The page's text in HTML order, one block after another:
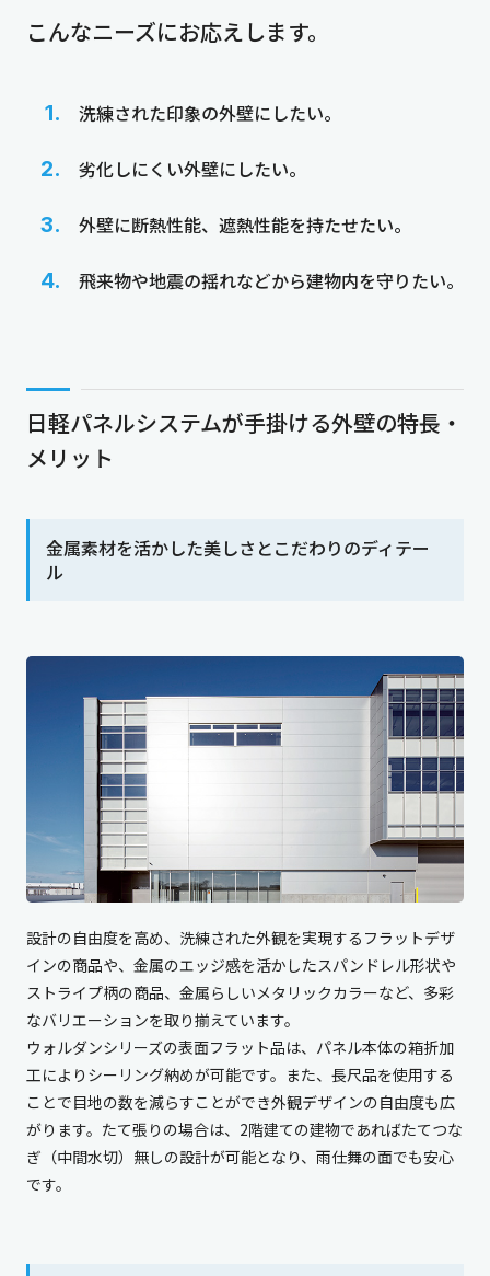
こんなニーズにお応えします。
洗練された印象の外壁にしたい。
劣化しにくい外壁にしたい。
外壁に断熱性能、遮熱性能を持たせたい。
飛来物や地震の揺れなどから建物内を守りたい。
日軽パネルシステムが手掛ける外壁の特長・
メリット
金属素材を活かした美しさとこだわりのディテー
ル
設計の自由度を高め、洗練された外観を実現するフラットデザ
インの商品や、金属のエッジ感を活かしたスパンドレル形状や
ストライプ柄の商品、金属らしいメタリックカラーなど、多彩
なバリエーションを取り揃えています。
ウォルダンシリーズの表面フラット品は、パネル本体の箱折加
工によりシーリング納めが可能です。また、長尺品を使用する
ことで目地の数を減らすことができ外観デザインの自由度も広
がります。たて張りの場合は、2階建ての建物であればたてつな
ぎ（中間水切）無しの設計が可能となり、雨仕舞の面でも安心
です。